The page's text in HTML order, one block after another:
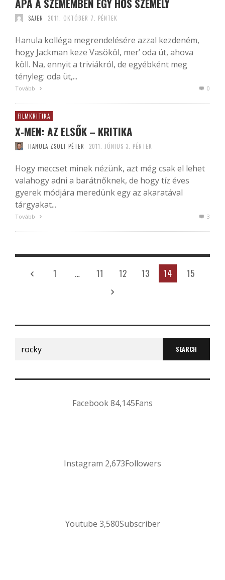
APA A SZEMEMBEN EGY HŐS SZEMÉLY
SAJEN 2011. OKTÓBER 7. PÉNTEK
Hanula kolléga megrendelésére azzal kezdeném,
hogy Jackman keze Vasököl, mer’ oda üt, ahova
köll. Na, ennyit a triviákról, de egyébként meg
tényleg: oda üt,...
Tovább 0
FILMKRITIKA
X-MEN: AZ ELSŐK – KRITIKA
HANULA ZSOLT PÉTER 2011. JÚNIUS 3. PÉNTEK
Hogy meccset minek nézünk, azt még csak el lehet
valahogy adni a barátnőknek, de hogy tíz éves
gyerek módjára meredünk egy az akaratával
tárgyakat...
Tovább 3
1 … 11 12 13 14 15
Search
for:
Facebook84,145Fans
Instagram 2,673Followers
Youtube 3,580Subscriber